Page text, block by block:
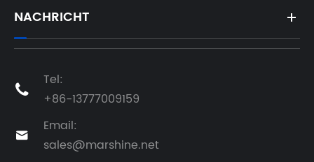
NACHRICHT

Tel:
+86-13777009159

Email:
sales@marshine.net